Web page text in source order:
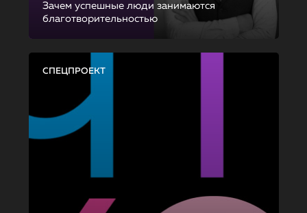
Зачем успешные люди занимаются
благотворительностью
СПЕЦПРОЕКТ